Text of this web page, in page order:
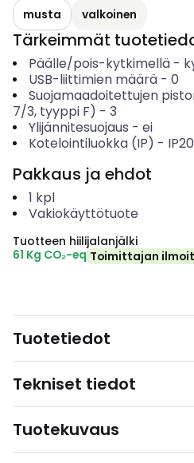
musta valkoinen
Tärkeimmät
Päälle/pois-kytkimellä-
USB-liittimien määrä- 0
Suojamaadoitettujen
7/3, tyyppi F) - 3
Ylijännitesuojaus - ei
Kotelointiluokka (IP) - IP20
Pakkaus ja ehdot
1 kpl
Vakiokäyttötuote
Tuotteen hiilijalanjälki
61 Kg CO₂-eq Toimittajan
Tuotetiedot
Tekniset tiedot
Tuotekuvaus